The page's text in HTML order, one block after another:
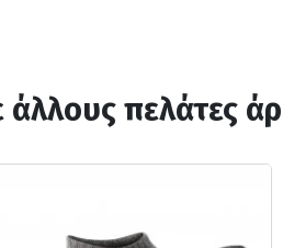
άλλους πελάτες